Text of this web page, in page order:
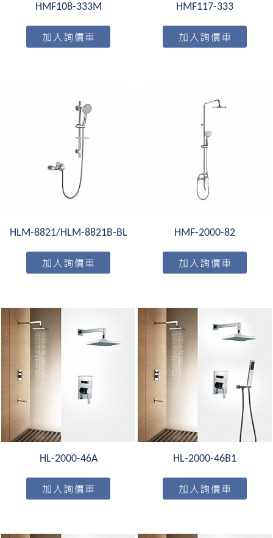
HMF108-333M HMF117-333
HLM-8821/HLM-8821B-BL HMF-2000-82
HL-2000-46A HL-2000-46B1